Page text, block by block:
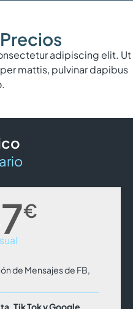
adipiscing elit. Ut
mattis, pulvinar dapibus
€
de Mensajes de FB,